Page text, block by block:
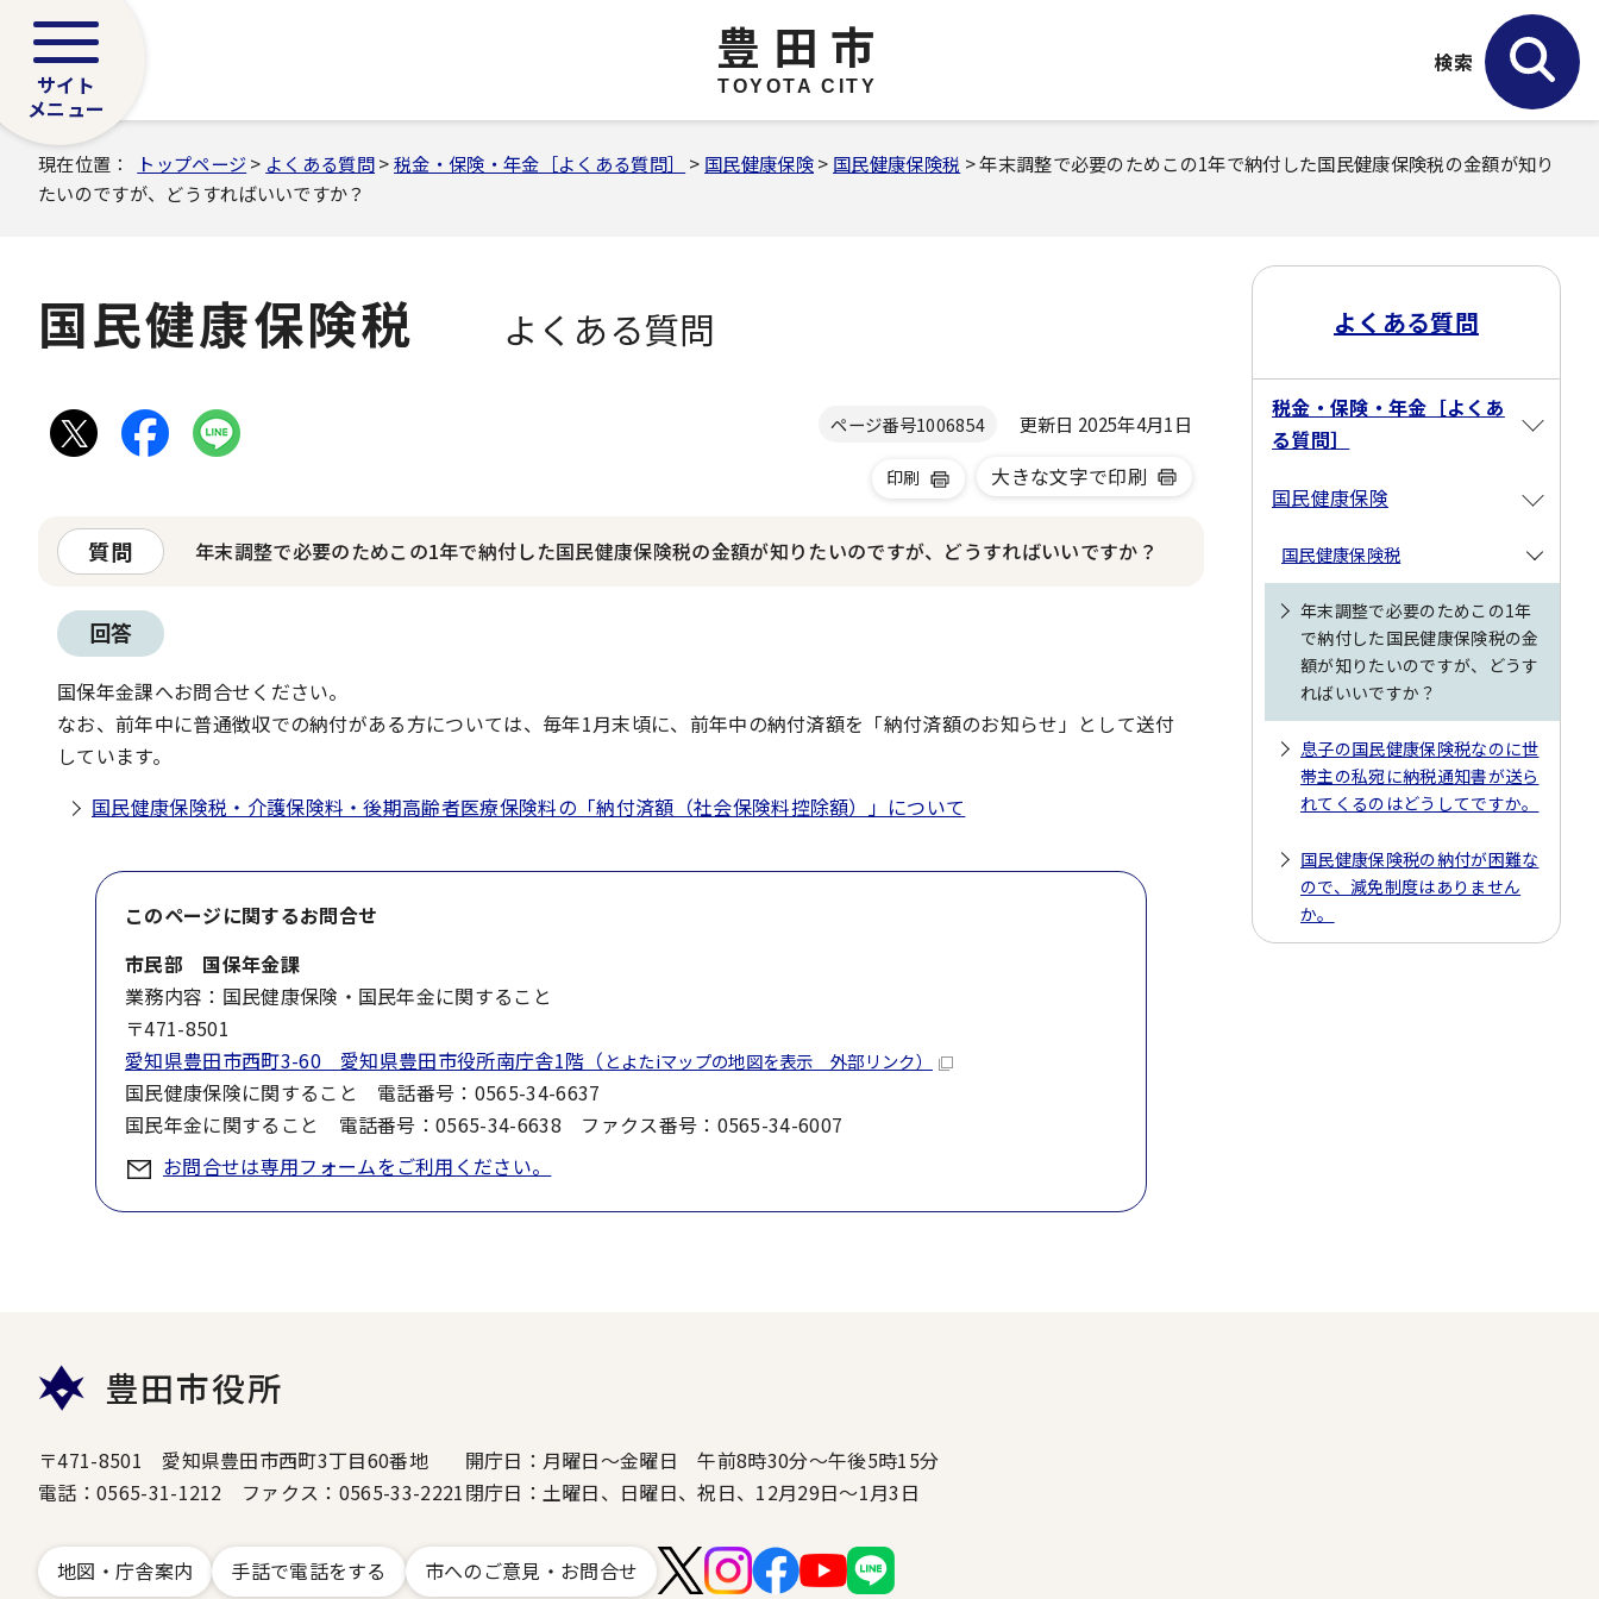
豊田市
TOYOTA CITY
サイト
メニュー
検索
現在位置： トップページ > よくある質問>税金・保険・年金［よくある質問］ > 国民健康保険> 国民健康保険税 > 年末調整で必要のためこの1年で納付した国民健康保険税の金額が知り
たいのですが、どうすればいいですか？
国民健康保険税 よくある質問
ページ番号1006854 更新日 2025年4月1日
印刷 大きな文字で印刷
質問 年末調整で必要のためこの1年で納付した国民健康保険税の金額が知りたいのですが、どうすればいいですか？
回答
国保年金課へお問合せください。
なお、前年中に普通徴収での納付がある方については、毎年1月末頃に、前年中の納付済額を「納付済額のお知らせ」として送付
しています。
国民健康保険税・介護保険料・後期高齢者医療保険料の「納付済額（社会保険料控除額）」について
このページに関するお問合せ
市民部 国保年金課
業務内容：国民健康保険・国民年金に関すること
〒471-8501
愛知県豊田市西町3-60 愛知県豊田市役所南庁舎1階（ とよたiマップの地図を表示 外部リンク）
国民健康保険に関すること 電話番号：0565-34-6637
国民年金に関すること 電話番号：0565-34-6638 ファクス番号：0565-34-6007
お問合せは専用フォームをご利用ください。
よくある質問
税金・保険・年金［よくあ
る質問］
国民健康保険
国民健康保険税
年末調整で必要のためこの1年
で納付した国民健康保険税の金
額が知りたいのですが、どうす
ればいいですか？
息子の国民健康保険税なのに世
帯主の私宛に納税通知書が送ら
れてくるのはどうしてですか。
国民健康保険税の納付が困難な
ので、減免制度はありません
か。
豊田市役所
〒471-8501 愛知県豊田市西町3丁目60番地
電話：0565-31-1212 ファクス：0565-33-2221
開庁日：月曜日～金曜日 午前8時30分～午後5時15分
閉庁日：土曜日、日曜日、祝日、12月29日～1月3日
地図・庁舎案内 手話で電話をする 市へのご意見・お問合せ